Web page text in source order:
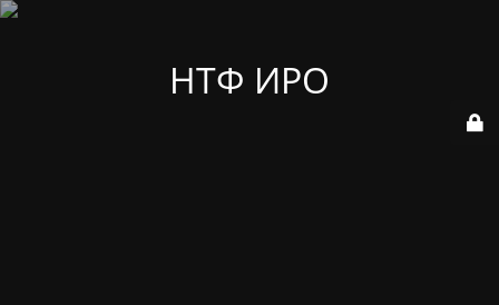
НТФ ИРО